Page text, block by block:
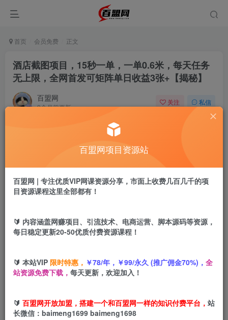
首页 会员免费 正文
酒店截图项目，15秒一单，一单0.6米，每天任务
无上限，全网首发可矩阵单日收益3张+【揭秘】
百盟网
9个月前更新
关注 私信
盟币9.9
立即购买
酒店截图项目，15秒一单，一单0.6米，每天任务无上限，全
百盟网项目资源站
百盟网 | 专注优质VIP网课资源分享，市面上收费几百几千的项
目资源课程这里全部都有！
🔰 内容涵盖网赚项目、引流技术、电商运营、脚本源码等资源，
每日稳定更新20-50优质付费资源课程！
🔰 本站VIP 限时特惠， ￥78/年，￥99/永久 (推广佣金70%)， 全
站资源免费下载， 每天更新，欢迎加入！
🔰 百盟网开放加盟，搭建一个和百盟网一样的知识付费平台， 站
长微信：baimeng1699 baimeng1698